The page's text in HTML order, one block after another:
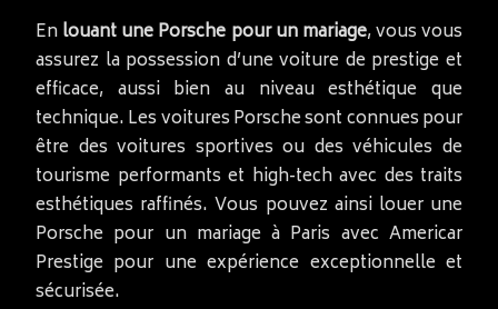
Enlouant une Porsche pour un mariage, vous vous
assurez la possession d’une voiture de prestige et
efficace, aussi bien au niveau esthétique que
technique. Les voitures Porsche sont connues pour
être des voitures sportives ou des véhicules de
tourisme performants et high-tech avec des traits
esthétiques raffinés. Vous pouvez ainsi louer une
Porsche pour un mariage à Paris avec Americar
Prestige pour une expérience exceptionnelle et
sécurisée.